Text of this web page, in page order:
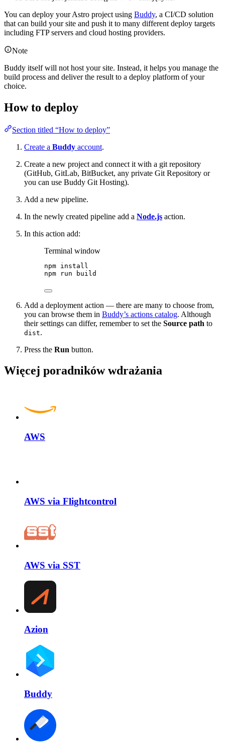
You can deploy your Astro project using Buddy, a CI/CD solution
that can build your site and push it to many different deploy targets
including FTP servers and cloud hosting providers.
Note
Buddy itself will not host your site. Instead, it helps you manage the
build process and deliver the result to a deploy platform of your
choice.
How to deploy
Section titled “How to deploy”
Create a Buddy account.
Create a new project and connect it with a git repository
(GitHub, GitLab, BitBucket, any private Git Repository or
you can use Buddy Git Hosting).
Add a new pipeline.
In the newly created pipeline add a Node.js action.
In this action add:
Terminal window
npm install
npm
run build
Add a deployment action — there are many to choose from,
you can browse them in Buddy’s actions catalog. Although
their settings can differ, remember to set the Source path to
dist.
Press the Run button.
Więcej poradników wdrażania
AWS
AWS via Flightcontrol
AWS via SST
Azion
Buddy